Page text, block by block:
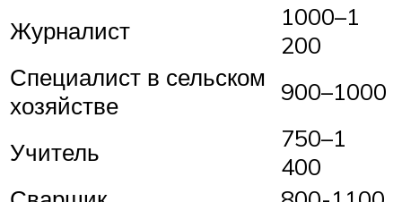
Журналист
1000–1
200
Специалист в сельском
хозяйстве
900–1000
Учитель
750–1
400